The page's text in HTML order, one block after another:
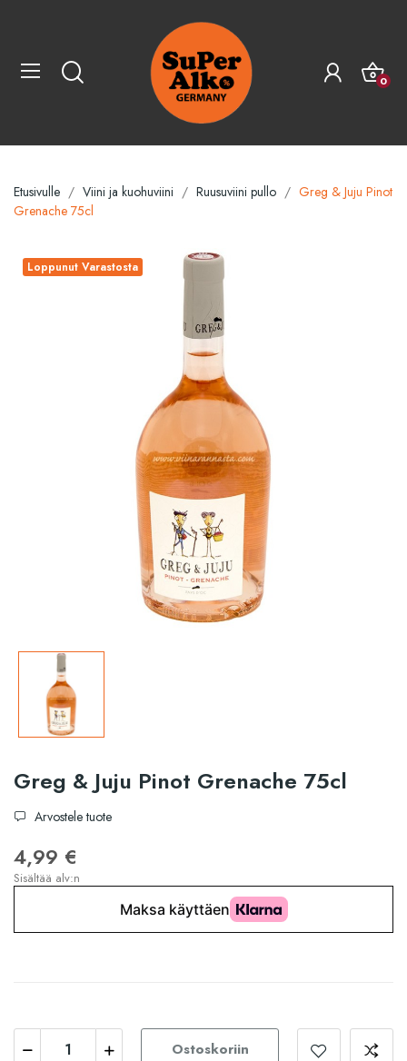
0
Etusivulle Viini ja kuohuviini Ruusuviini pullo
Greg & Juju Pinot
Grenache 75cl
Loppunut Varastosta
Greg & Juju Pinot Grenache 75cl
Arvostele tuote
4,99 €
Sisältää alv:n
Ostoskoriin